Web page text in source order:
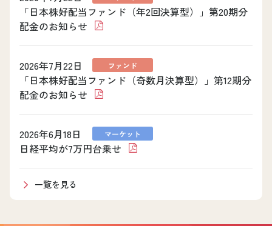
「日本株好配当ファンド（年2回決算型）」第20期分
配金のお知らせ
2026年7月22日 ファンド
「日本株好配当ファンド（奇数月決算型）」第12期分
配金のお知らせ
2026年6月18日 マーケット
日経平均が7万円台乗せ
一覧を見る